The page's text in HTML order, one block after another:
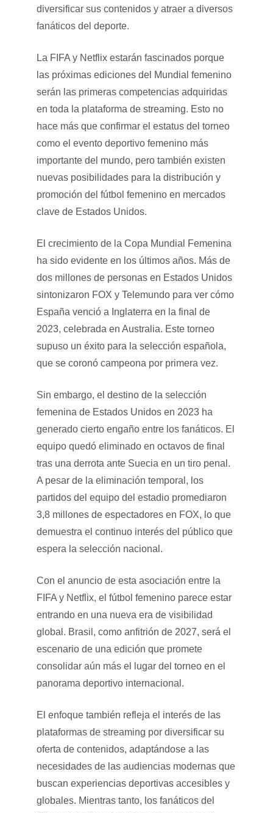
diversificar sus contenidos y atraer a diversos
fanáticos del deporte.
La FIFA y Netflix estarán fascinados porque
las próximas ediciones del Mundial femenino
serán las primeras competencias adquiridas
en toda la plataforma de streaming. Esto no
hace más que confirmar el estatus del torneo
como el evento deportivo femenino más
importante del mundo, pero también existen
nuevas posibilidades para la distribución y
promoción del fútbol femenino en mercados
clave de Estados Unidos.
El crecimiento de la Copa Mundial Femenina
ha sido evidente en los últimos años. Más de
dos millones de personas en Estados Unidos
sintonizaron FOX y Telemundo para ver cómo
España venció a Inglaterra en la final de
2023, celebrada en Australia. Este torneo
supuso un éxito para la selección española,
que se coronó campeona por primera vez.
Sin embargo, el destino de la selección
femenina de Estados Unidos en 2023 ha
generado cierto engaño entre los fanáticos. El
equipo quedó eliminado en octavos de final
tras una derrota ante Suecia en un tiro penal.
A pesar de la eliminación temporal, los
partidos del equipo del estadio promediaron
3,8 millones de espectadores en FOX, lo que
demuestra el continuo interés del público que
espera la selección nacional.
Con el anuncio de esta asociación entre la
FIFA y Netflix, el fútbol femenino parece estar
entrando en una nueva era de visibilidad
global. Brasil, como anfitrión de 2027, será el
escenario de una edición que promete
consolidar aún más el lugar del torneo en el
panorama deportivo internacional.
El enfoque también refleja el interés de las
plataformas de streaming por diversificar su
oferta de contenidos, adaptándose a las
necesidades de las audiencias modernas que
buscan experiencias deportivas accesibles y
globales. Mientras tanto, los fanáticos del